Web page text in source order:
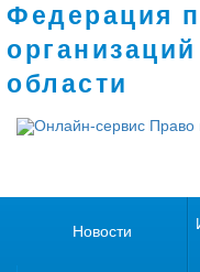
Федерация
области
Новости